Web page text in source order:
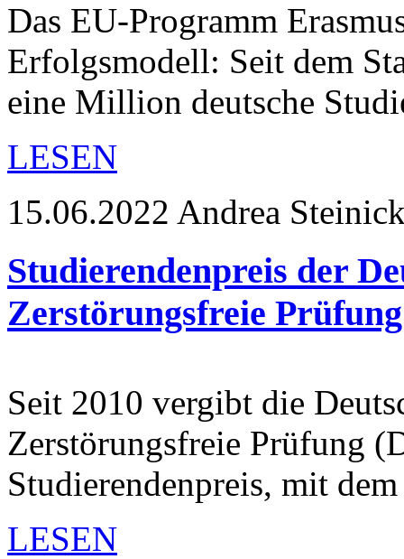
Das EU-Programm
Erfolgsmodell: Seit dem
eine Million deutsche
LESEN
15.06.2022 Andrea
Studierendenpreis der
Zerstörungsfreie Prüfung
Seit 2010 vergibt die
Zerstörungsfreie Prüfung
Studierendenpreis, mit
LESEN